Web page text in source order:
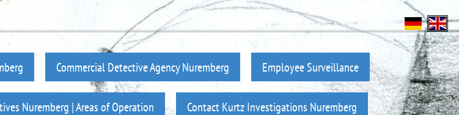
Commercial Detective Agency Nuremberg Employee Surveillance
Nuremberg | Areas of Operation Contact Kurtz Investigations Nuremberg